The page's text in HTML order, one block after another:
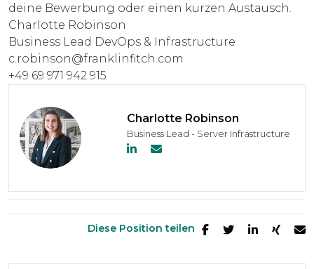
deine Bewerbung oder einen kurzen Austausch.
Charlotte Robinson
Business Lead DevOps & Infrastructure
c.robinson@franklinfitch.com
+49 69 971 942 915
Charlotte Robinson
Business Lead - Server Infrastructure
Diese Position teilen